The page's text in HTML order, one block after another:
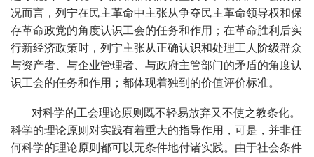
况而言，列宁在民主革命中主张从争夺民主革命领导权和保
存革命政党的角度认识工会的任务和作用；在革命胜利后实
行新经济政策时，列宁主张从正确认识和处理工人阶级群众
与资产者、与企业管理者、与政府主管部门的矛盾的角度认
识工会的任务和作用；都体现着独到的价值评价标准。
对科学的工会理论原则既不轻易放弃又不使之教条化。
科学的理论原则对实践有着重大的指导作用，可是，并非任
何科学的理论原则都可以无条件地付诸实践。由于社会条件